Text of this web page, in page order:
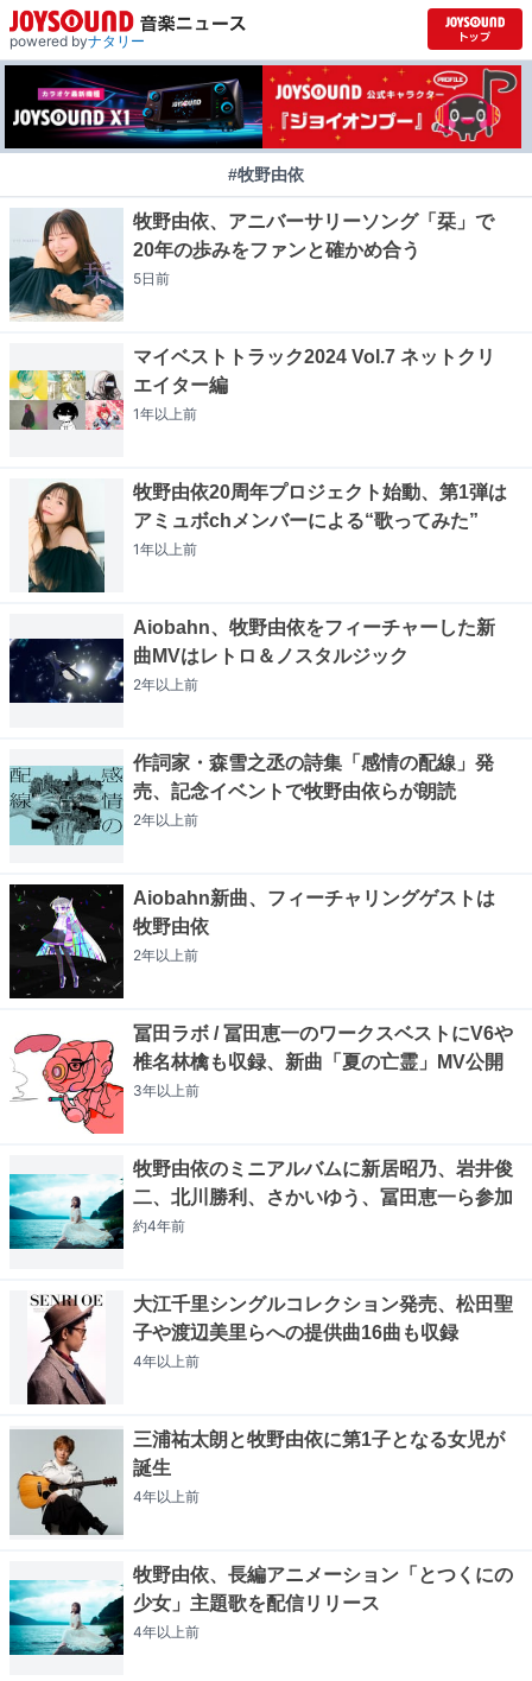
powered byナタリー
#牧野由依
牧野由依、アニバーサリーソング「栞」で
20年の歩みをファンと確かめ合う
5日前
マイベストトラック2024 Vol.7 ネットクリ
エイター編
1年以上前
牧野由依20周年プロジェクト始動、第1弾は
アミュボchメンバーによる“歌ってみた”
1年以上前
Aiobahn、牧野由依をフィーチャーした新
曲MVはレトロ＆ノスタルジック
2年以上前
作詞家・森雪之丞の詩集「感情の配線」発
売、記念イベントで牧野由依らが朗読
2年以上前
Aiobahn新曲、フィーチャリングゲストは
牧野由依
2年以上前
冨田ラボ / 冨田恵一のワークスベストにV6や
椎名林檎も収録、新曲「夏の亡霊」MV公開
3年以上前
牧野由依のミニアルバムに新居昭乃、岩井俊
二、北川勝利、さかいゆう、冨田恵一ら参加
約4年前
大江千里シングルコレクション発売、松田聖
子や渡辺美里らへの提供曲16曲も収録
4年以上前
三浦祐太朗と牧野由依に第1子となる女児が
誕生
4年以上前
牧野由依、長編アニメーション「とつくにの
少女」主題歌を配信リリース
4年以上前